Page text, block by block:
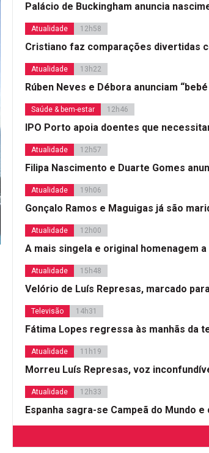
Palácio de Buckingham anuncia
Atualidade 12h58
Cristiano faz comparações divertidas
Atualidade 13h22
Rúben Neves e Débora anunciam
Saúde & bem-estar 12h46
IPO Porto apoia doentes que
Atualidade 12h57
Filipa Nascimento e Duarte Gomes
Atualidade 19h06
Gonçalo Ramos e Maguigas já são
Atualidade 12h00
A mais singela e original homenagem
Atualidade 15h48
Velório de Luís Represas, marcado
Televisão 14h31
Fátima Lopes regressa às manhãs da
Atualidade 11h19
Morreu Luís Represas, voz
Atualidade 12h33
Espanha sagra-se Campeã do Mundo